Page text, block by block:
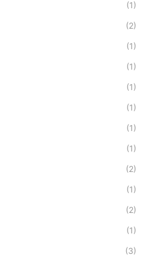
(1)
(2)
(1)
(1)
(1)
(1)
(1)
(1)
(2)
(1)
(2)
(1)
(3)